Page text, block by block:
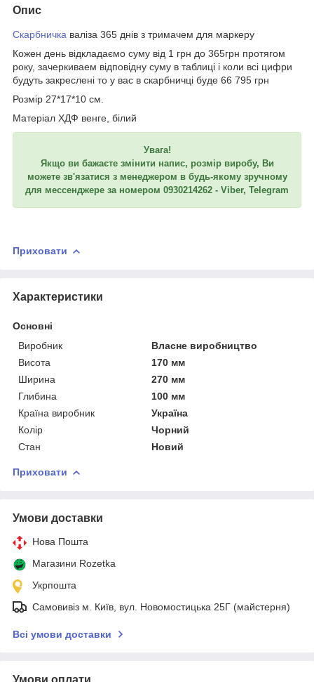
Опис
Скарбничка валіза 365 днів з тримачем для маркеру
Кожен день відкладаємо суму від 1 грн до 365грн протягом
року, зачеркиваем відповідну суму в таблиці і коли всі цифри
будуть закреслені то у вас в скарбничці буде 66 795 грн
Розмір 27*17*10 см.
Матеріал ХДФ венге, білий
Увага!
Якщо ви бажаєте змінити напис, розмір виробу, Ви
можете зв'язатися з менеджером в будь-якому зручному
для мессенджере за номером 0930214262 - Viber, Telegram
Приховати
Характеристики
Основні
Виробник
Власне виробництво
Висота
170 мм
Ширина
270 мм
Глибина
100 мм
Країна виробник
Україна
Колір
Чорний
Стан
Новий
Приховати
Умови доставки
Нова Пошта
Магазини Rozetka
Укрпошта
Самовивіз м. Київ, вул. Новомостицька 25Г (майстерня)
Всі умови доставки
Умови оплати